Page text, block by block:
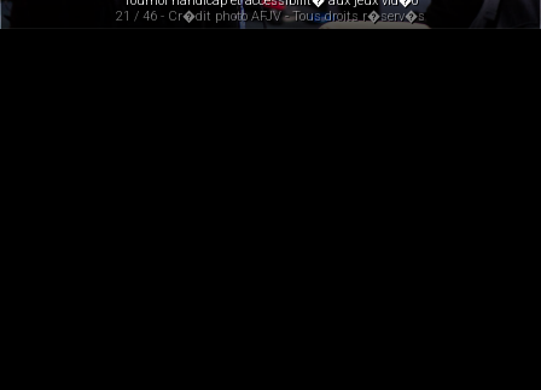
21 / 46 - Cr�dit photo AFJV - Tous droits r�serv�s